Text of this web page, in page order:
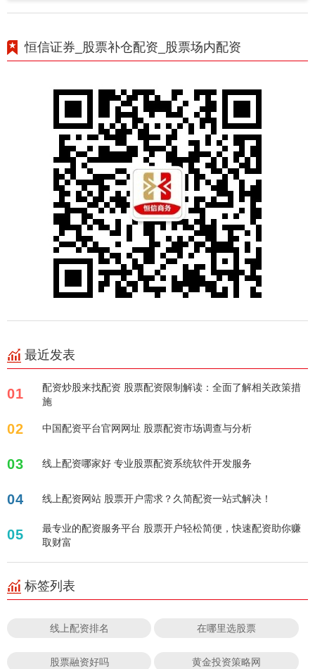
恒信证券_股票补仓配资_股票场内配资
最近发表
01
配资炒股来找配资 股票配资限制解读：全面了解相关政策措
施
02 中国配资平台官网网址 股票配资市场调查与分析
03 线上配资哪家好 专业股票配资系统软件开发服务
04 线上配资网站 股票开户需求？久简配资一站式解决！
05
最专业的配资服务平台 股票开户轻松简便，快速配资助你赚
取财富
标签列表
线上配资排名 在哪里选股票
股票融资好吗 黄金投资策略网